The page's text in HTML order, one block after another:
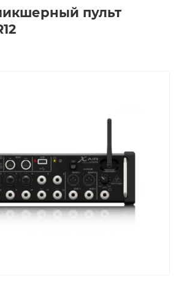
пульт